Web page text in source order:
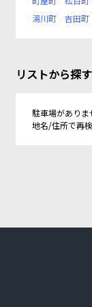
湯川町
吉田町
リストから探す
駐車場がありま
地名/住所で再